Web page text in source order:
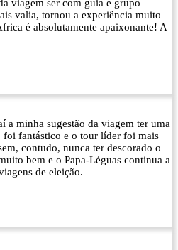
viagem ser com guia e grupo
valia, tornou a experiência muito
é absolutamente apaixonante! A
a minha sugestão da viagem ter uma
foi fantástico e o tour líder foi mais
contudo, nunca ter descorado o
bem e o Papa-Léguas continua a
de eleição.